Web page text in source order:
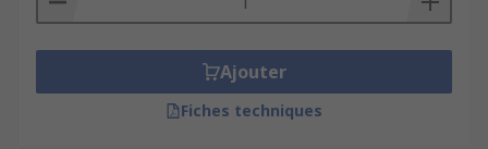
Ajouter
Fiches techniques